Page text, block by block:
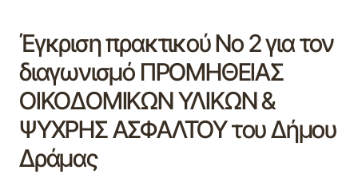
Έγκριση πρακτικού Νο 2 για τον
διαγωνισμό ΠΡΟΜΗΘΕΙΑΣ
ΟΙΚΟΔΟΜΙΚΩΝ ΥΛΙΚΩΝ &
ΨΥΧΡΗΣ ΑΣΦΑΛΤΟΥ του Δήμου
Δράμας